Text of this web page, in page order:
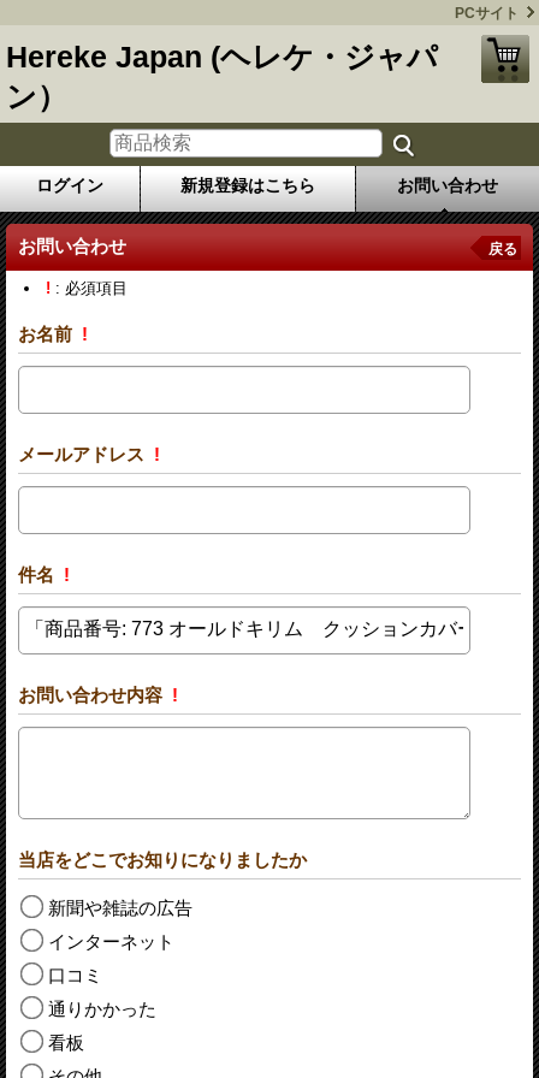
PCサイト
Hereke Japan (ヘレケ・ジャパ
ン）
ログイン 新規登録はこちら お問い合わせ
お問い合わせ 戻る
! : 必須項目
お名前 !
メールアドレス !
件名 !
お問い合わせ内容 !
当店をどこでお知りになりましたか
新聞や雑誌の広告
インターネット
口コミ
通りかかった
看板